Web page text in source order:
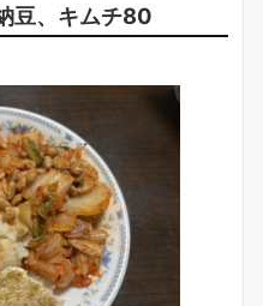
豆、キムチ80